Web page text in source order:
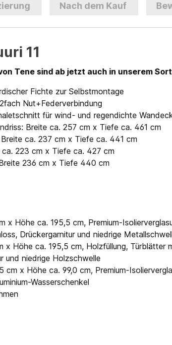
Nach dem Kauf
11
Tene sind ab jetzt auch in unserem
Fichte zur Selbstmontage
Nut+Federverbindung
für wind- und regendichte
Breite ca. 257 cm x Tiefe ca. 461 cm
ca. 237 cm x Tiefe ca. 441 cm
ca. 223 cm x Tiefe ca. 427 cm
236 cm x Tiefe 440 cm
x Höhe ca. 195,5 cm, Premium-
Drückergarnitur und niedrige
x Höhe ca. 195,5 cm, Holzfüllung, Türblätter
und niedrige Holzschwelle
cm x Höhe ca. 99,0 cm, Premium-
Wasserschenkel